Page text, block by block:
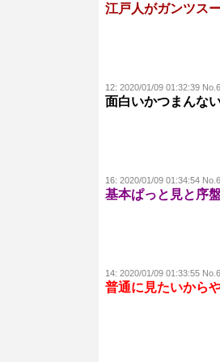
江戸人がガンツス
12: 2020/01/09 01:32:39
面白いかつまんな
16: 2020/01/09 01:34:54
基本ぱっと見と序
14: 2020/01/09 01:33:55
普通に見たいから